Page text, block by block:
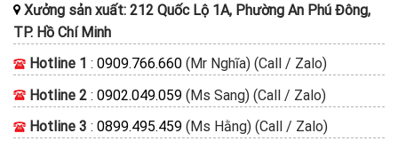
Xưởng sản xuất: 212 Quốc Lộ 1A, Phường An Phú Đông,
TP. Hồ Chí Minh
Hotline 1 : 0909.766.660 (Mr Nghĩa) (Call / Zalo)
Hotline 2 : 0902.049.059 (Ms Sang) (Call / Zalo)
Hotline 3 : 0899.495.459 (Ms Hằng) (Call / Zalo)